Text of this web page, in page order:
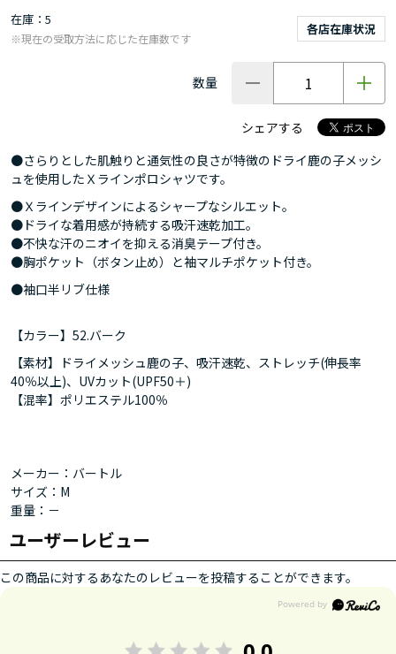
在庫 5
各店在庫状況
※現在の受取方法に応じた在庫数です
数量
シェアする
●さらりとした肌触りと通気性の良さが特徴のドライ鹿の子メッシ
ュを使用したＸラインポロシャツです。
●Ｘラインデザインによるシャープなシルエット。
●ドライな着用感が持続する吸汗速乾加工。
●不快な汗のニオイを抑える消臭テープ付き。
●胸ポケット（ボタン止め）と袖マルチポケット付き。
●袖口半リブ仕様
【カラー】52.バーク
【素材】ドライメッシュ鹿の子、吸汗速乾、ストレッチ(伸長率
40％以上)、UVカット(UPF50＋)
【混率】ポリエステル100％
メーカー：バートル
サイズ：M
重量：－
ユーザーレビュー
この商品に対するあなたのレビューを投稿することができます。